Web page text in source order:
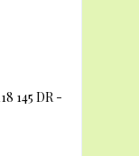
145 DR -